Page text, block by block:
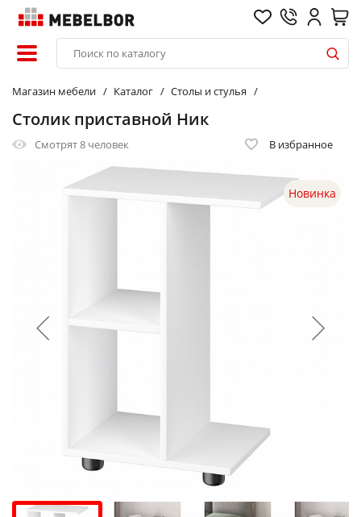
Магазин мебели Каталог Столы и стулья
Столик приставной Ник
Смотрят8 человек В избранное
Новинка